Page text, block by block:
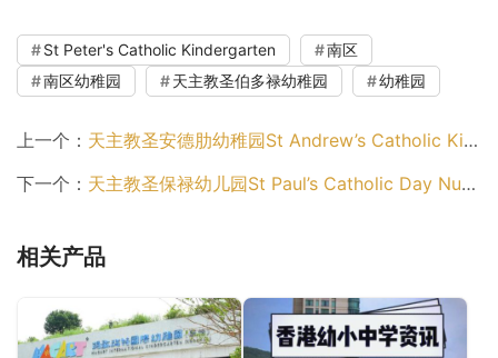
St Peter's Catholic Kindergarten
南区
南区幼稚园
天主教圣伯多禄幼稚园 幼稚园
上一个： 天主教圣安德肋幼稚园St Andrew’s Catholic Kindergarten（西贡区幼稚园）
下一个： 天主教圣保禄幼儿园St Paul’s Catholic Day Nursery（大埔区幼稚园）
相关产品